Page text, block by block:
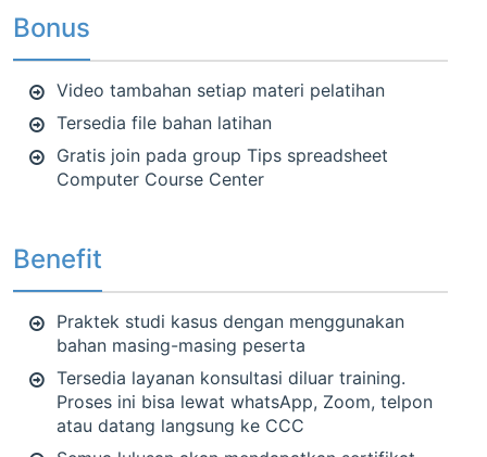
Bonus
Video tambahan setiap materi pelatihan
Tersedia file bahan latihan
Gratis join pada group Tips spreadsheet
Computer Course Center
Benefit
Praktek studi kasus dengan menggunakan
bahan masing-masing peserta
Tersedia layanan konsultasi diluar training.
Proses ini bisa lewat whatsApp, Zoom, telpon
atau datang langsung ke CCC